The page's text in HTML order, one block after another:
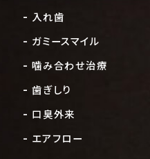
入れ歯
ガミースマイル
噛み合わせ治療
歯ぎしり
口臭外来
エアフロー